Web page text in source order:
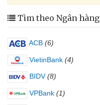
Tìm theo Ngân hàng
ACB (6)
VietinBank (4)
BIDV (8)
VPBank (1)